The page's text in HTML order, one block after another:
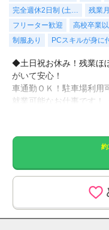
完全週休2日制 (土…
残業
フリーター歓迎
高校卒業
制服あり
PCスキルが身に
◆土日祝お休み！残業ほ
がいて安心！
車通勤ＯＫ！駐車場利用
就業可能なお仕事です！
定のお仕事♪大手人気企
＜受け入れ事務＞商品の
◼︎速払い(日払い)制度あり
月払い給与の前払い制
を導入しています。
約